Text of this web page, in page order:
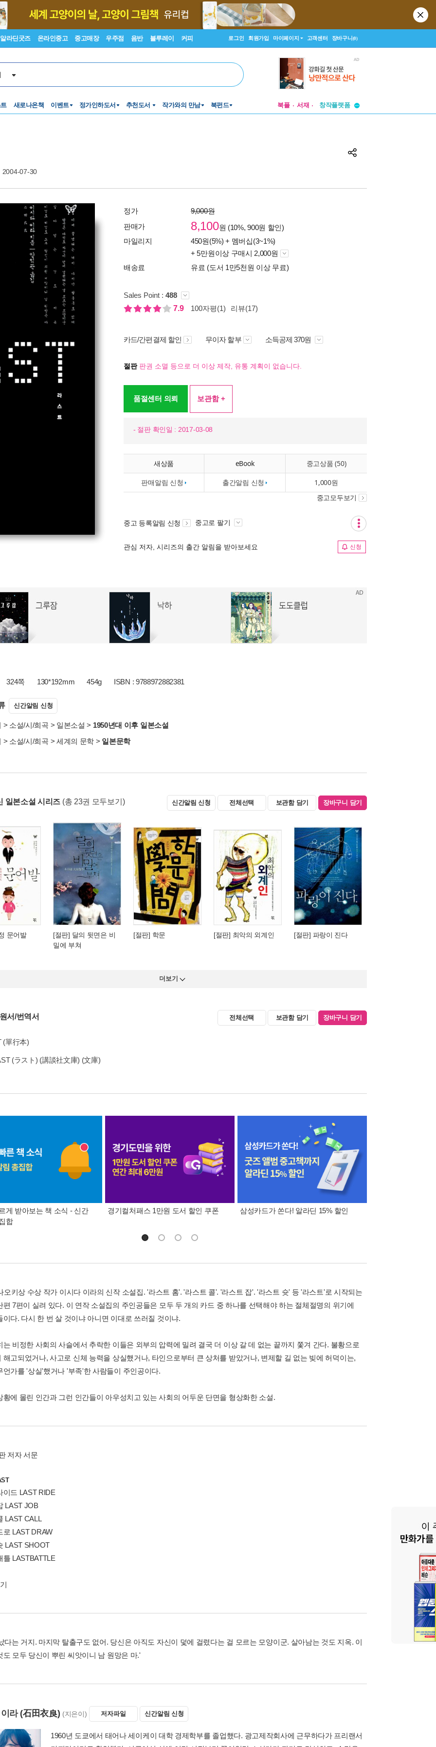
알라딘굿즈 온라인중고 중고매장 우주점 음반 블루레이 커피 로그인 회원가입 마이페이지 고객센터 장바구니(0)
새로나온책 이벤트 정가인하도서 추천도서 작가와의 만남 북펀드 북플 서재
투비컨티뉴드
투비컨티뉴드
2004-07-30
정가
9,000원
판매가
8,100원 (10%, 900원 할인)
마일리지
450원(5%) + 멤버십(3~1%)
+ 5만원이상 구매시 2,000원
배송료
유료 (도서 1만5천원 이상 무료)
Sales Point : 488
7.9
100자평(1) 리뷰(17)
카드/간편결제 할인 무이자 할부 소득공제 370원
절판판권 소멸 등으로 더 이상 제작, 유통 계획이 없습니다.
품절센터 의뢰 보관함 +
- 절판 확인일 : 2017-03-08
새상품 eBook 중고상품 (50)
판매알림 신청 출간알림 신청 1,000원
중고모두보기
중고 등록알림 신청 중고로 팔기
관심 저자, 시리즈의 출간 알림을 받아보세요 신청
324쪽 130*192mm 454g ISBN : 9788972882381
신간알림 신청
> 소설/시/희곡 > 일본소설 > 1950년대 이후 일본소설
> 소설/시/희곡 > 세계의 문학 > 일본문학
일본소설 시리즈 (총 23권 모두보기) 신간알림 신청 전체선택 보관함 담기 장바구니 담기
문어발
[절판] 달의 뒷면은 비
밀에 부쳐
[절판] 학문 [절판] 최악의 외계인 [절판] 파랑이 진다
더보기
서/번역서 전체선택 보관함 담기 장바구니 담기
(單行本)
(ラスト) (講談社文庫) (文庫)
게 받아보는 책 소식 - 신간
합
경기컬처패스 1만원 도서 할인 쿠폰 삼성카드가 쏜다! 알라딘 15% 할인
오키상 수상 작가 이시다 이라의 신작 소설집. '라스트 홈'. '라스트 콜'. '라스트 잡'. '라스트 슛' 등 '라스트'로 시작되는
편 7편이 실려 있다. 이 연작 소설집의 주인공들은 모두 두 개의 카드 중 하나를 선택해야 하는 절체절명의 위기에
이다. 다시 한 번 살 것이냐 아니면 이대로 쓰러질 것이냐.
는 비정한 사회의 사슬에서 추락한 이들은 외부의 압력에 밀려 결국 더 이상 갈 데 없는 끝까지 쫓겨 간다. 불황으로
해고되었거나, 사고로 신체 능력을 상실했거나, 타인으로부터 큰 상처를 받았거나, 변제할 길 없는 빚에 허덕이는,
언가를 '상실'했거나 '부족'한 사람들이 주인공이다.
황에 몰린 인간과 그런 인간들이 아우성치고 있는 사회의 어두운 단면을 형상화한 소설.
저자 서문
이드 LAST RIDE
LAST JOB
LAST CALL
로 LAST DRAW
LAST SHOOT
틀 LASTBATTLE
다는 거지. 마지막 탈출구도 없어. 당신은 아직도 자신이 덫에 걸렸다는 걸 모르는 모양이군. 살아남는 것도 지옥. 이
도 모두 당신이 뿌린 씨앗이니 남 원망은 마.'
라(石田衣良) (지은이) 저자파일 신간알림 신청
1960년 도쿄에서 태어나 세이케이 대학 경제학부를 졸업했다. 광고제작회사에 근무하다가 프리랜서